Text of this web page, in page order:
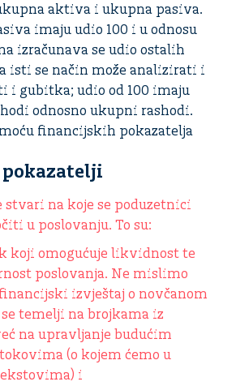
aktiva i ukupna pasiva.
imaju udio 100 i u odnosu
izračunava se udio ostalih
isti se način može analizirati i
i gubitka; udio od 100 imaju
odnosno ukupni rashodi.
financijskih pokazatelja
stvari na koje se poduzetnici
u poslovanju. To su:
koji omogućuje likvidnost te
poslovanja. Ne mislimo
izvještaj o novčanom
temelji na brojkama iz
na upravljanje budućim
(o kojem ćemo u
i